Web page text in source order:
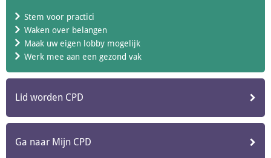
Stem voor practici
Waken over belangen
Maak uw eigen lobby mogelijk
Werk mee aan een gezond vak
Lid worden CPD
Ga naar Mijn CPD